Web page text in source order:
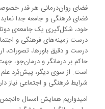
فضای روان‌درمانی هر قدر
فضای فرهنگی و جامعه جدا
خود، شکل‌گیری یک جامعه‌ی
درست زمینه‌های فرهنگی و
درست و دقیق باورها،
حاکم بر درمانگر و درمان‌جو،
است. از سوی دیگر، پیش‌بُرد علم
شرایط فرهنگی و اجتماعی نیاز
امیدواریم همایش امسال